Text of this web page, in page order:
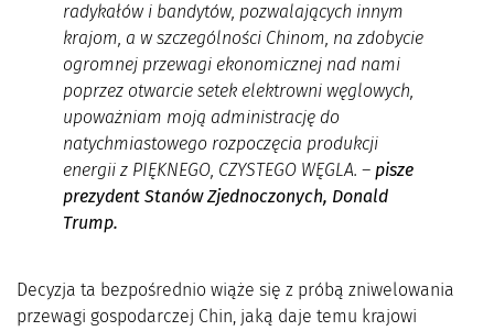
radykałów i bandytów, pozwalających innym
krajom, a w szczególności Chinom, na zdobycie
ogromnej przewagi ekonomicznej nad nami
poprzez otwarcie setek elektrowni węglowych,
upoważniam moją administrację do
natychmiastowego rozpoczęcia produkcji
energii z PIĘKNEGO, CZYSTEGO WĘGLA. – pisze
prezydent Stanów Zjednoczonych, Donald
Trump.
Decyzja ta bezpośrednio wiąże się z próbą zniwelowania
przewagi gospodarczej Chin, jaką daje temu krajowi